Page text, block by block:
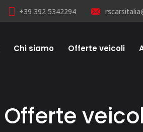
+39 392 5342294
Chi siamo Offerte veicoli
Offerte